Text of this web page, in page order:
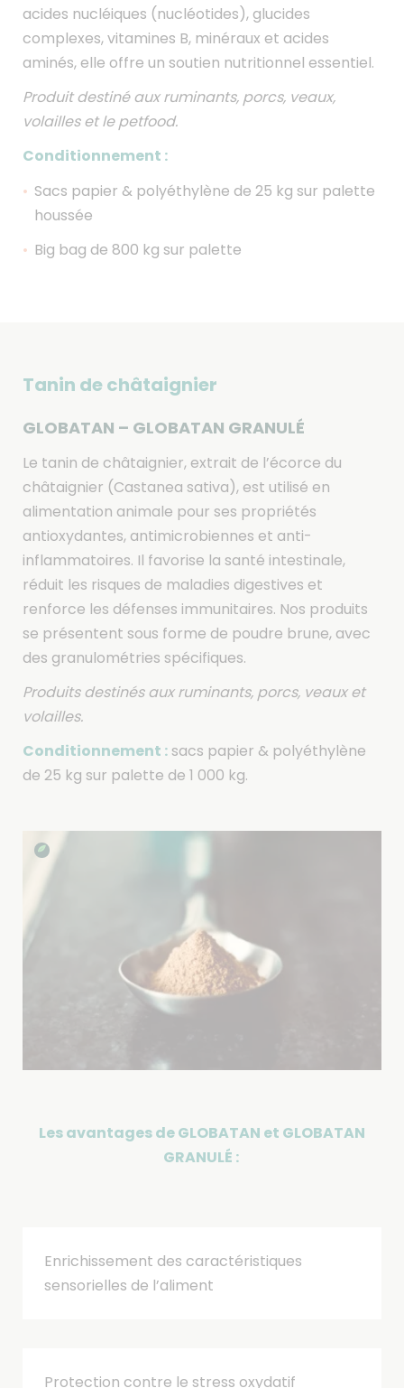
acides nucléiques (nucléotides), glucides
complexes, vitamines B, minéraux et acides
aminés, elle offre un soutien nutritionnel essentiel.
Produit destiné aux ruminants, porcs, veaux,
volailles et le petfood.
Conditionnement :
Sacs papier & polyéthylène de 25 kg sur palette
houssée
Big bag de 800 kg sur palette
Tanin de châtaignier
GLOBATAN – GLOBATAN GRANULÉ
Le tanin de châtaignier, extrait de l’écorce du
châtaignier (Castanea sativa), est utilisé en
alimentation animale pour ses propriétés
antioxydantes, antimicrobiennes et anti-
inflammatoires. Il favorise la santé intestinale,
réduit les risques de maladies digestives et
renforce les défenses immunitaires. Nos produits
se présentent sous forme de poudre brune, avec
des granulométries spécifiques.
Produits destinés aux ruminants, porcs, veaux et
volailles.
Conditionnement : sacs papier & polyéthylène
de 25 kg sur palette de 1 000 kg.
Les avantages de GLOBATAN et GLOBATAN
GRANULÉ :
Enrichissement des caractéristiques
sensorielles de l’aliment
Protection contre le stress oxydatif